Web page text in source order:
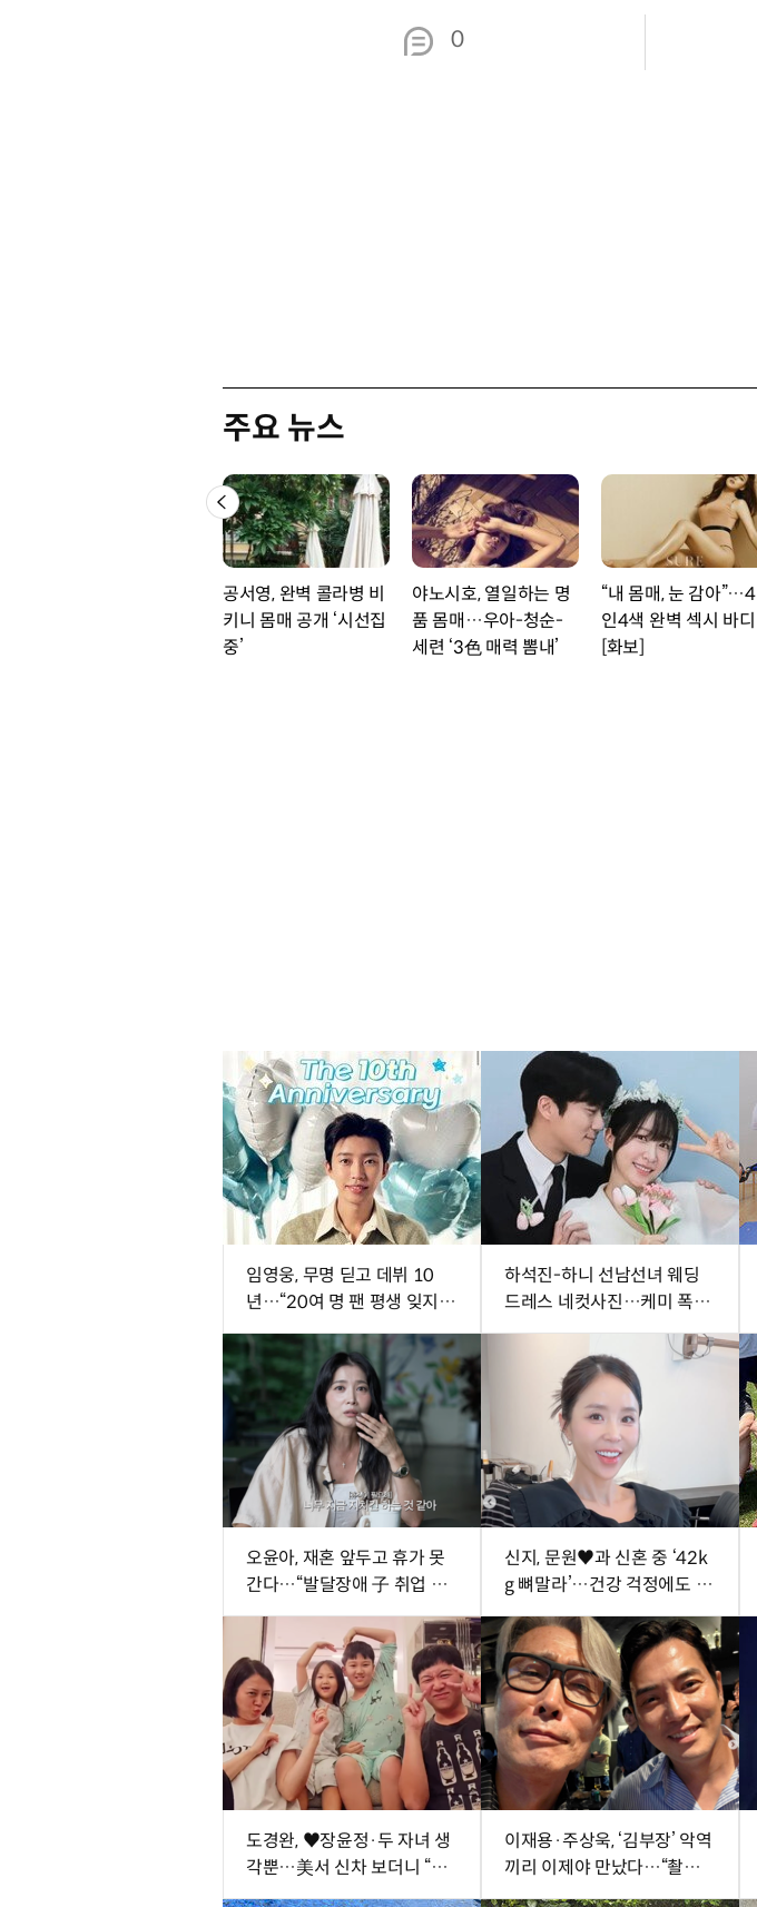
0
주요 뉴스
공서영, 완벽 콜라병 비
키니 몸매 공개 ‘시선집
중’
야노시호, 열일하는 명
품 몸매…우아-청순-
세련 ‘3色 매력 뽐내’
“내 몸매, 눈 감아”…4
인4색 완벽 섹시 바디
[화보]
임영웅, 무명 딛고 데뷔 10
년…“20여 명 팬 평생 잊지
못해”
하석진-하니 선남선녀 웨딩
드레스 네컷사진…케미 폭발
[DA★]
오윤아, 재혼 앞두고 휴가 못
간다…“발달장애 子 취업 1
년 차” [SD톡톡]
신지, 문원♥과 신혼 중 ‘42k
g 뼈말라’…건강 걱정에도 행
사 열일
도경완, ♥장윤정·두 자녀 생
각뿐…美서 신차 보더니 “아
빠 열심히 할게” [SD톡톡]
이재용·주상욱, ‘김부장’ 악역
끼리 이제야 만났다…“촬영
땐 한 번도 못 봐” [SD셀픽]